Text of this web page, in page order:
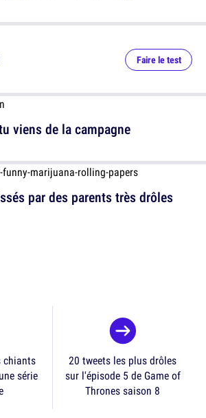
par des parents très drôles
Faire le test
viens de la campagne
chiants
série
20 tweets les plus drôles
sur l'épisode 5 de Game of
Thrones saison 8